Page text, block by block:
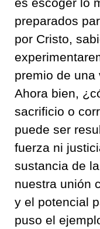
preparados
por Cristo,
premio de una
Ahora bien,
sacrificio o
puede ser
fuerza ni
sustancia de
nuestra unión
y el potencial
puso el